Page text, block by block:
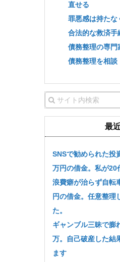
直せる
罪悪感は持たな
合法的な救済手
債務整理の専門
債務整理を相談
最
SNSで勧められた投
万円の借金。私が20
浪費癖が治らず自転
円の借金。任意整理
た。
ギャンブル三昧で膨
万。自己破産した結
ます